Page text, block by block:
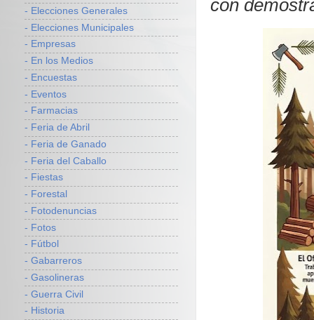
con
- Elecciones Generales
- Elecciones Municipales
- Empresas
- En los Medios
- Encuestas
- Eventos
- Farmacias
- Feria de Abril
- Feria de Ganado
- Feria del Caballo
- Fiestas
- Forestal
- Fotodenuncias
- Fotos
- Fútbol
- Gabarreros
- Gasolineras
- Guerra Civil
- Historia